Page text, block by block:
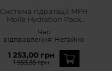
Система гідратації MFH
Molle Hydration Pack
Час
відправлення: Негайно
1 253,00 грн
1 553,35 грн